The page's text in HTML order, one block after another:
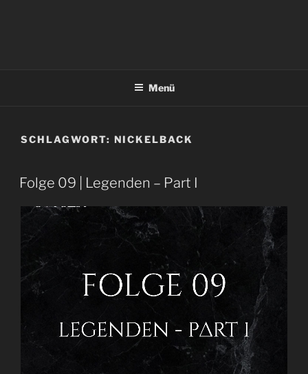
Menü
SCHLAGWORT: NICKELBACK
Folge 09 | Legenden – Part I